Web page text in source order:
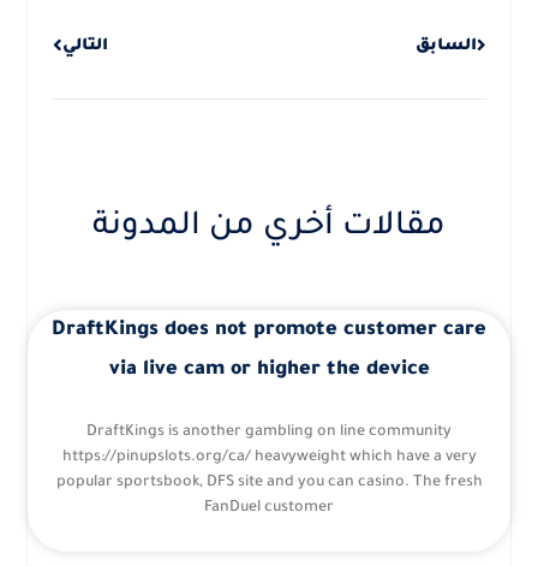
السابق التالي
مقالات أخري من المدونة
DraftKings does not promote customer care
via live cam or higher the device
DraftKings is another gambling on line community
https://pinupslots.org/ca/ heavyweight which have a very
popular sportsbook, DFS site and you can casino. The fresh
FanDuel customer